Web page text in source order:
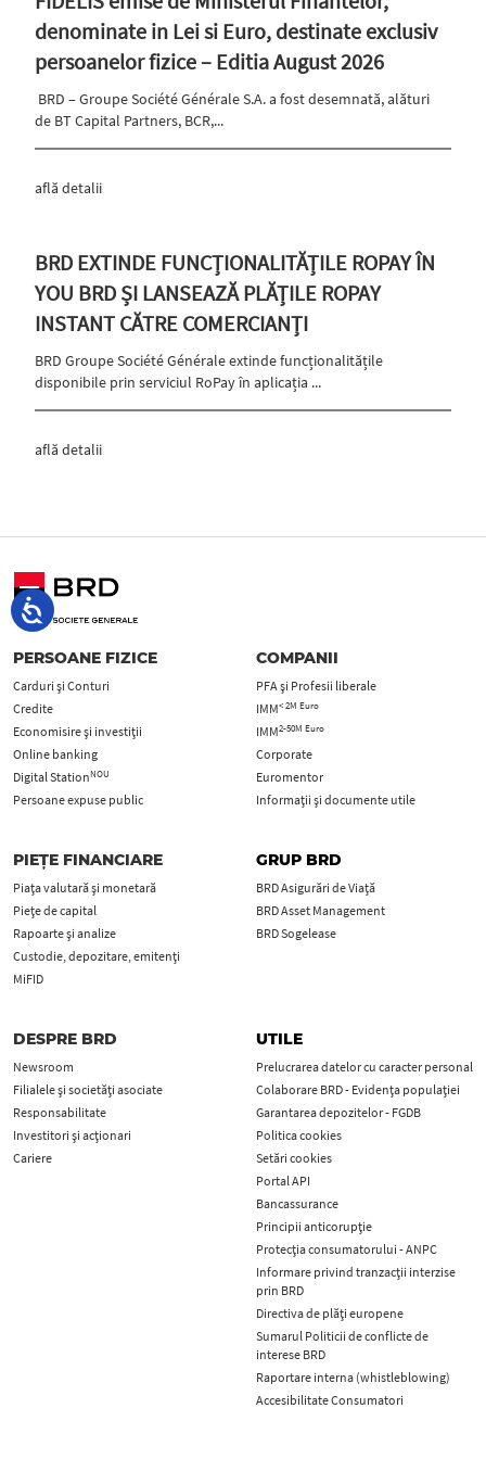
denominate in Lei si Euro, destinate exclusiv
persoanelor fizice – Editia August 2026
BRD – Groupe Société Générale S.A. a fost desemnată, alături
de BT Capital Partners, BCR,...
află detalii
BRD EXTINDE FUNCȚIONALITĂȚILE ROPAY ÎN
YOU BRD ȘI LANSEAZĂ PLĂȚILE ROPAY
INSTANT CĂTRE COMERCIANȚI
BRD Groupe Société Générale extinde funcționalitățile
disponibile prin serviciul RoPay în aplicația ...
află detalii
PERSOANE FIZICE
Carduri şi Conturi
Credite
Economisire și investiții
Online banking
Digital StationNOU
Persoane expuse public
COMPANII
PFA şi Profesii liberale
IMM< 2M Euro
IMM2-50M Euro
Corporate
Euromentor
Informații și documente utile
PIEȚE FINANCIARE
Piața valutară și monetară
Piețe de capital
Rapoarte și analize
Custodie, depozitare, emitenți
MiFID
GRUP BRD
BRD Asigurări de Viață
BRD Asset Management
BRD Sogelease
DESPRE BRD
Newsroom
Filialele și societăți asociate
Responsabilitate
Investitori și acționari
Cariere
UTILE
Prelucrarea datelor cu caracter personal
Colaborare BRD - Evidența populației
Garantarea depozitelor - FGDB
Politica cookies
Setări cookies
Portal API
Bancassurance
Principii anticorupţie
Protecţia consumatorului - ANPC
Informare privind tranzacții interzise
prin BRD
Directiva de plăți europene
Sumarul Politicii de conflicte de
interese BRD
Raportare interna (whistleblowing)
Accesibilitate Consumatori